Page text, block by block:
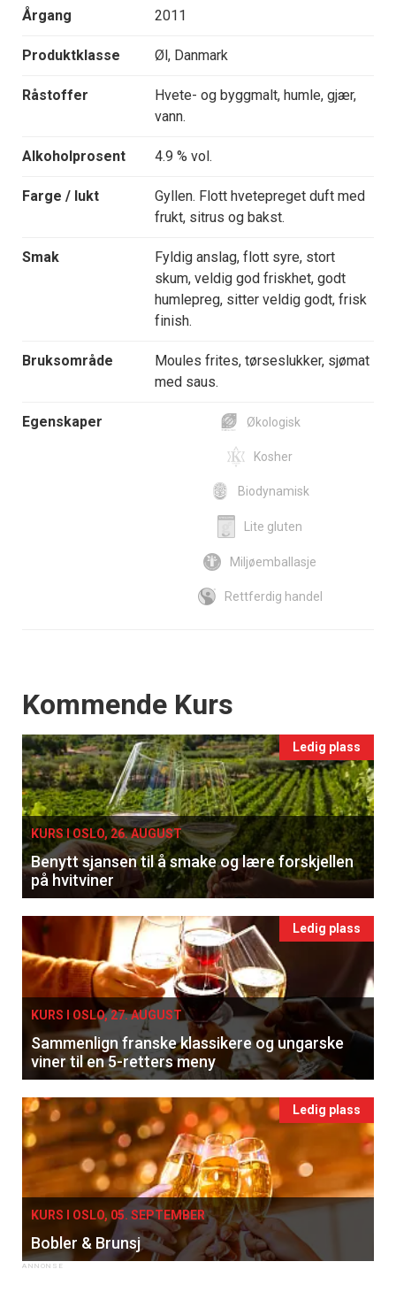
Årgang 2011
Produktklasse Øl, Danmark
Råstoffer
Hvete- og byggmalt, humle, gjær,
vann.
Alkoholprosent 4.9 % vol.
Farge / lukt
Gyllen. Flott hvetepreget duft med
frukt, sitrus og bakst.
Smak
Fyldig anslag, flott syre, stort
skum, veldig god friskhet, godt
humlepreg, sitter veldig godt, frisk
finish.
Bruksområde
Moules frites, tørseslukker, sjømat
med saus.
Egenskaper Økologisk
Kosher
Biodynamisk
Lite gluten
Miljøemballasje
Rettferdig handel
Events
Kommende Kurs
Ledig plass
KURS I OSLO, 26. AUGUST
Benytt sjansen til å smake og lære forskjellen
på hvitviner
Ledig plass
KURS I OSLO, 27. AUGUST
Sammenlign franske klassikere og ungarske
viner til en 5-retters meny
Ledig plass
KURS I OSLO, 05. SEPTEMBER
Bobler & Brunsj